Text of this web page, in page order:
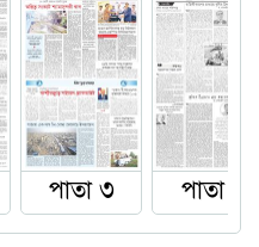
পাতা ৩ পাতা ৪